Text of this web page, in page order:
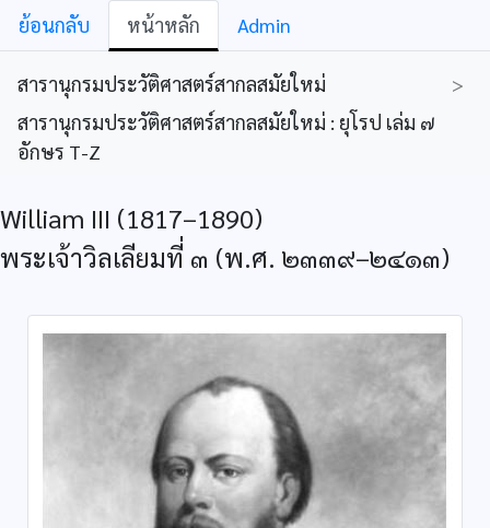
ย้อนกลับ หน้าหลัก Admin
สารานุกรมประวัติศาสตร์สากลสมัยใหม่
>
สารานุกรมประวัติศาสตร์สากลสมัยใหม่ : ยุโรป เล่ม ๗
อักษร T-Z
William III (1817–1890)
พระเจ้าวิลเลียมที่ ๓ (พ.ศ. ๒๓๓๙–๒๔๑๓)